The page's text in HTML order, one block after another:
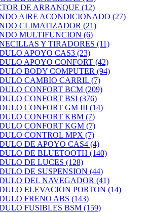
DE ARRANQUE (12)
AIRE ACONDICIONADO (27)
CLIMATIZADOR (21)
MULTIFUNCION (6)
Y TIRADORES (11)
APOYO CAS3 (23)
APOYO CONFORT (42)
BODY COMPUTER (94)
CAMBIO CARRIL (7)
CONFORT BCM (209)
CONFORT BSI (376)
CONFORT GM III (14)
CONFORT KBM (7)
CONFORT KGM (7)
CONTROL MPX (7)
DE APOYO CAS4 (4)
DE BLUETOOTH (140)
DE LUCES (128)
DE SUSPENSION (44)
DEL NAVEGADOR (41)
ELEVACION PORTON (14)
FRENO ABS (143)
FUSIBLES BSM (159)